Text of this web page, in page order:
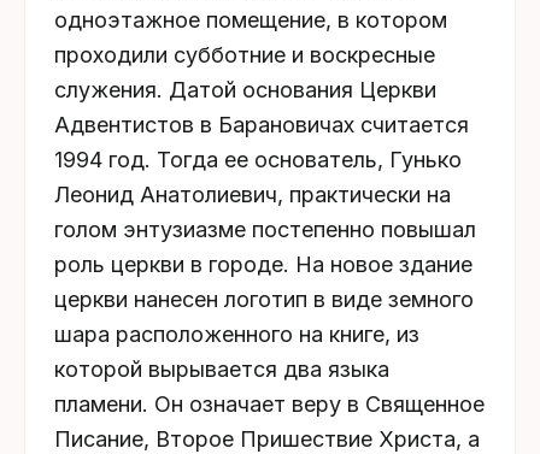
одноэтажное помещение, в котором
проходили субботние и воскресные
служения. Датой основания Церкви
Адвентистов в Барановичах считается
1994 год. Тогда ее основатель, Гунько
Леонид Анатолиевич, практически на
голом энтузиазме постепенно повышал
роль церкви в городе. На новое здание
церкви нанесен логотип в виде земного
шара расположенного на книге, из
которой вырывается два языка
пламени. Он означает веру в Священное
Писание, Второе Пришествие Христа, а